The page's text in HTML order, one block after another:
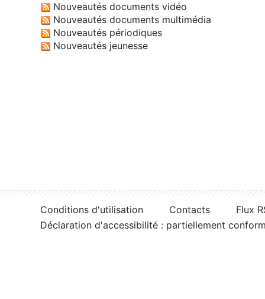
Nouveautés documents vidéo
Nouveautés documents multimédia
Nouveautés périodiques
Nouveautés jeunesse
Conditions d'utilisation Contacts
Flux
Déclaration d'accessibilité : partiellement